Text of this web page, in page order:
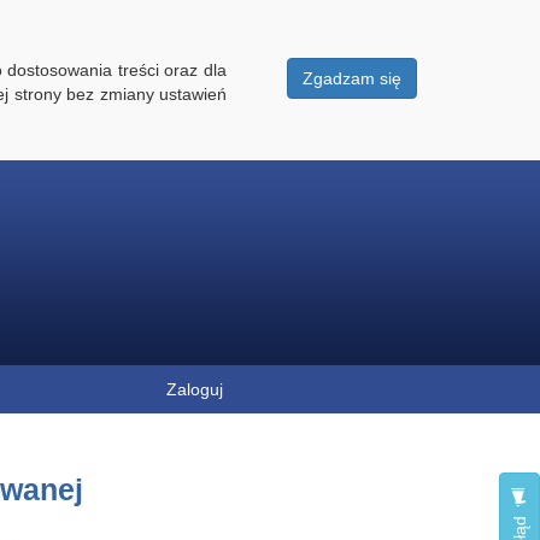
Zgadzam się
treści oraz dla
strony bez zmiany ustawień
Zaloguj